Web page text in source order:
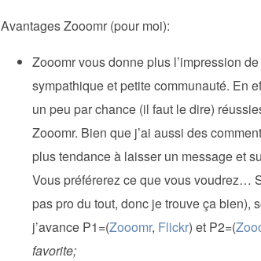
Avantages Zooomr (pour moi):
Zooomr vous donne plus l’impression
sympathique et petite communauté. En
un peu par chance (il faut le dire)
Zooomr. Bien que j’ai aussi des
plus tendance à laisser un message et
Vous préférerez ce que vous voudrez…
pas pro du tout, donc je trouve ça bien),
j’avance P1=(Zooomr, Flickr) et P2=(
favorite;